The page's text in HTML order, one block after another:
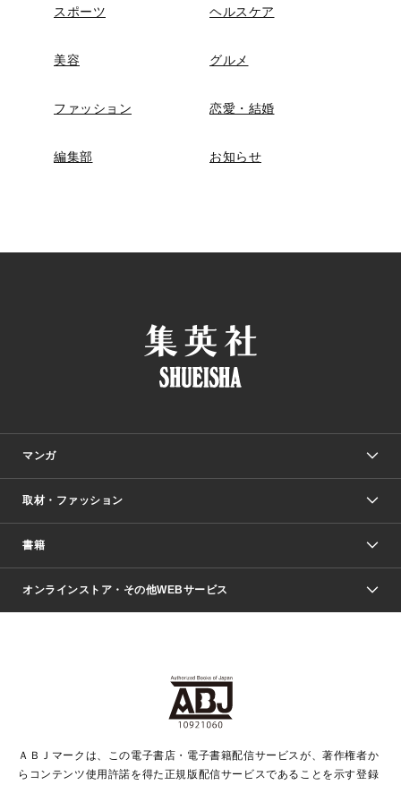
スポーツ ヘルスケア
美容 グルメ
ファッション 恋愛・結婚
編集部 お知らせ
マンガ
少年マンガ
Vジャンプ
ジャンプルーキー！
週刊ヤングジャンプ
ウルトラジャンプ
少女マンガ
リマコミ＋
月刊オフィスユー
取材・ファッション
Seventeen
LEE
芸能・情報・スポーツ
パラスポ＋！
書籍
文芸・文庫・総合
青春と読書
集英社新書
ライトノベル・ノベライズ
集英社Webマガジン Cobalt
集英社オレンジ文庫
集英社みらい文庫
オンラインストア・その他WEBサービス
SHUEISHA MANGA-ART HERITAGE
HAPPY PLUS STORE
EDITOR'S LAB
ＡＢＪマークは、この電子書店・電子書籍配信サービスが、著作権者か
らコンテンツ使用許諾を得た正規版配信サービスであることを示す登録